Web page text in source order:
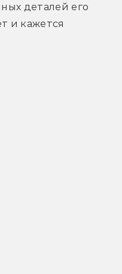
деталей его
и кажется